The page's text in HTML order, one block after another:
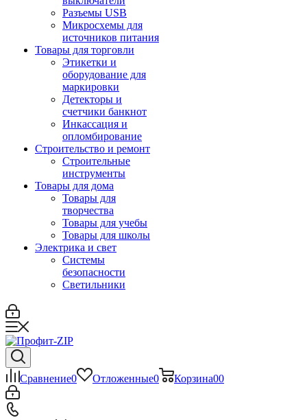
Разъемы USB
Микросхемы для
источников питания
Товары для торговли
Этикетки и
оборудование для
маркировки
Детекторы и
счетчики банкнот
Инкассация и
опломбирование
Строительство и ремонт
Строительные
инструменты
Товары для дома
Товары для
творчества
Товары для учебы
Товары для школы
Электрика и свет
Системы
безопасности
Светильники
Сравнение0 Отложенные0 Корзина00